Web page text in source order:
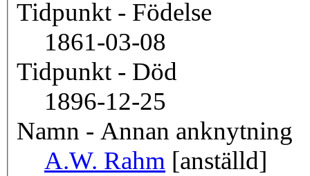
Tidpunkt - Födelse
1861-03-08
Tidpunkt - Död
1896-12-25
Namn - Annan anknytning
A.W. Rahm [anställd]